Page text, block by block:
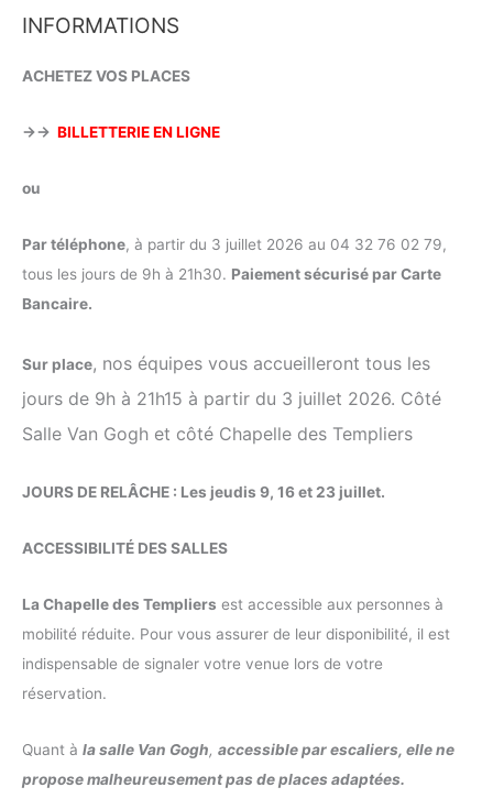
INFORMATIONS
ACHETEZ VOS PLACES
→→ BILLETTERIE EN LIGNE
ou
Par téléphone, à partir du 3 juillet 2026 au 04 32 76 02 79,
tous les jours de 9h à 21h30. Paiement sécurisé par Carte
Bancaire.
Sur place, nos équipes vous accueilleront tous les
jours de 9h à 21h15 à partir du 3 juillet 2026. Côté
Salle Van Gogh et côté Chapelle des Templiers
JOURS DE RELÂCHE : Les jeudis 9, 16 et 23 juillet.
ACCESSIBILITÉ DES SALLES
La Chapelle des Templiers est accessible aux personnes à
mobilité réduite. Pour vous assurer de leur disponibilité, il est
indispensable de signaler votre venue lors de votre
réservation.
Quant à la salle Van Gogh, accessible par escaliers, elle ne
propose malheureusement pas de places adaptées.